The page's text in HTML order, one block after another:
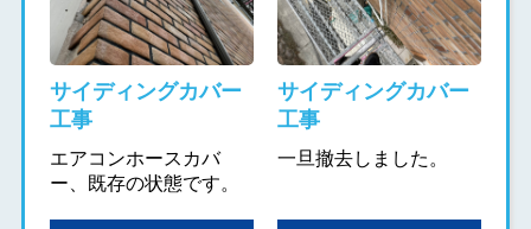
サイディングカバー
工事
エアコンホースカバ
ー、既存の状態です。
サイディングカバー
工事
一旦撤去しました。